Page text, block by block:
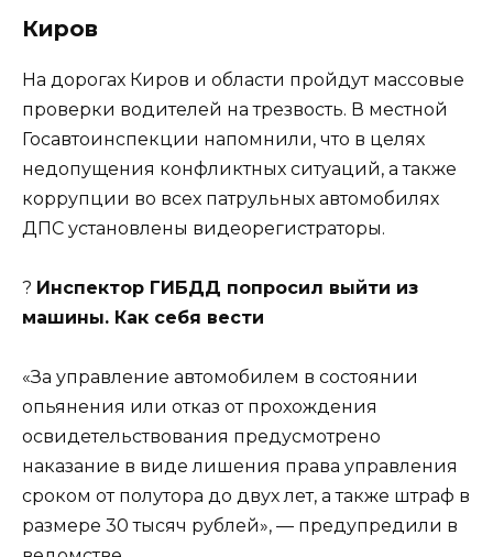
Киров
На дорогах Киров и области пройдут массовые
проверки водителей на трезвость. В местной
Госавтоинспекции напомнили, что в целях
недопущения конфликтных ситуаций, а также
коррупции во всех патрульных автомобилях
ДПС установлены видеорегистраторы.
? Инспектор ГИБДД попросил выйти из
машины. Как себя вести
«За управление автомобилем в состоянии
опьянения или отказ от прохождения
освидетельствования предусмотрено
наказание в виде лишения права управления
сроком от полутора до двух лет, а также штраф в
размере 30 тысяч рублей», — предупредили в